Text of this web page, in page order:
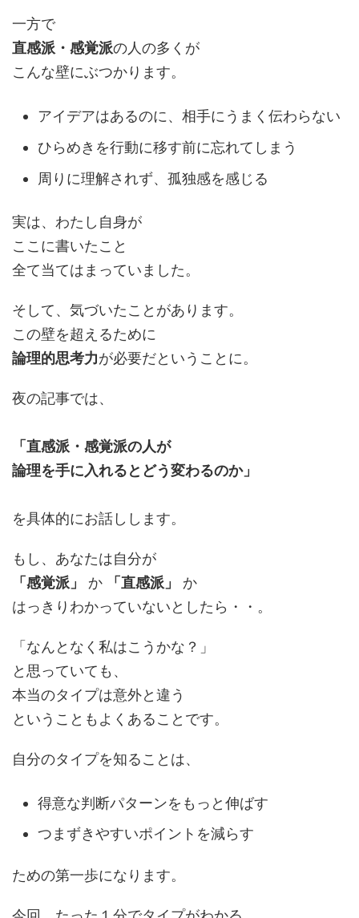
一方で
直感派・感覚派の人の多くが
こんな壁にぶつかります。
アイデアはあるのに、相手にうまく伝わらない
ひらめきを行動に移す前に忘れてしまう
周りに理解されず、孤独感を感じる
実は、わたし自身が
ここに書いたこと
全て当てはまっていました。
そして、気づいたことがあります。
この壁を超えるために
論理的思考力が必要だということに。
夜の記事では、
「直感派・感覚派の人が
論理を手に入れるとどう変わるのか」
を具体的にお話しします。
もし、あなたは自分が
「感覚派」
か 「直感派」
か
はっきりわかっていないとしたら・・。
「なんとなく私はこうかな？」
と思っていても、
本当のタイプは意外と違う
ということもよくあることです。
自分のタイプを知ることは、
得意な判断パターンをもっと伸ばす
つまずきやすいポイントを減らす
ための第一歩になります。